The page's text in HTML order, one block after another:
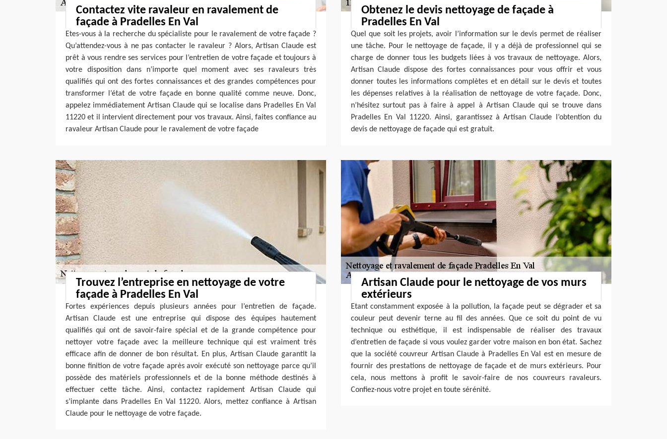
Contactez vite ravaleur en ravalement de
façade à Pradelles En Val
Etes-vous à la recherche du spécialiste pour le ravalement de votre façade ?
Qu’attendez-vous à ne pas contacter le ravaleur ? Alors, Artisan Claude est
prêt à vous rendre ses services pour l’entretien de votre façade et toujours à
votre disposition dans n’importe quel moment avec ses ravaleurs très
qualifiés qui ont des fortes connaissances et des grandes compétences pour
transformer l’état de votre façade en bonne qualité comme neuve. Donc,
appelez immédiatement Artisan Claude qui se localise dans Pradelles En Val
11220 et il intervient directement pour vos travaux. Ainsi, faites confiance au
ravaleur Artisan Claude pour le ravalement de votre façade
Obtenez le devis nettoyage de façade à
Pradelles En Val
Quel que soit les projets, avoir l’information sur le devis permet de réaliser
une tâche. Pour le nettoyage de façade, il y a déjà de professionnel qui se
charge de donner tous les budgets liées à vos travaux de nettoyage. Alors,
Artisan Claude dispose des fortes connaissances pour vous offrir et vous
donner toutes les informations complètes et en détail sur le devis et toutes
les dépenses relatives à la réalisation de nettoyage de votre façade. Donc,
n’hésitez surtout pas à faire à appel à Artisan Claude qui se trouve dans
Pradelles En Val 11220. Ainsi, garantissez à Artisan Claude l’obtention du
devis de nettoyage de façade qui est gratuit.
Trouvez l’entreprise en nettoyage de votre
façade à Pradelles En Val
Fortes expériences depuis plusieurs années pour l’entretien de façade.
Artisan Claude est une entreprise qui dispose des équipes hautement
qualifiés qui ont de savoir-faire spécial et de la grande compétence pour
nettoyer votre façade avec la meilleure technique qui est vraiment très
efficace afin de donner de bon résultat. En plus, Artisan Claude garantit la
bonne finition de votre façade après avoir exécuté son nettoyage parce qu’il
possède des matériels professionnels et de la bonne méthode destinés à
effectuer cette tâche. Ainsi, contactez rapidement Artisan Claude qui
s’implante dans Pradelles En Val 11220. Alors, mettez confiance à Artisan
Claude pour le nettoyage de votre façade.
Artisan Claude pour le nettoyage de vos murs
extérieurs
Etant constamment exposée à la pollution, la façade peut se dégrader et sa
couleur peut devenir terne au fil des années. Que ce soit du point de vu
technique ou esthétique, il est indispensable de réaliser des travaux
d’entretien de façade si vous voulez garder votre maison en bon état. Sachez
que la société couvreur Artisan Claude à Pradelles En Val est en mesure de
fournir des prestations de nettoyage de façade et de murs extérieurs. Pour
cela, nous mettons à profit le savoir-faire de nos couvreurs ravaleurs.
Confiez-nous votre projet en toute sérénité.